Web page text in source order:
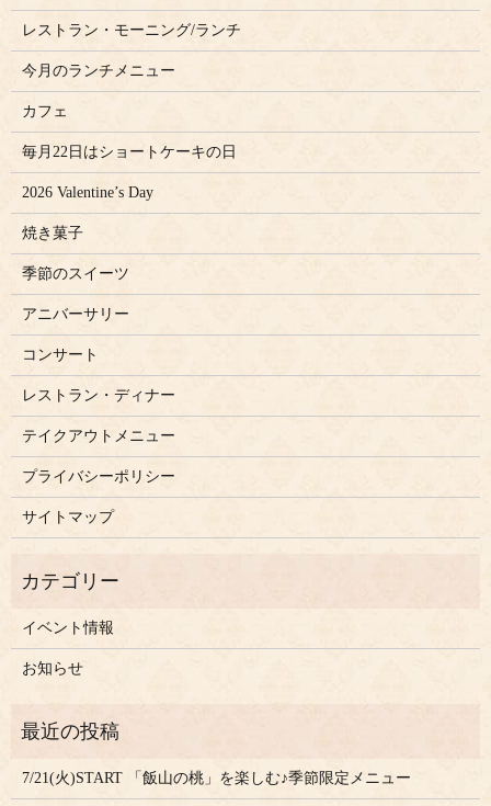
レストラン・モーニング/ランチ
今月のランチメニュー
カフェ
毎月22日はショートケーキの日
2026 Valentine’s Day
焼き菓子
季節のスイーツ
アニバーサリー
コンサート
レストラン・ディナー
テイクアウトメニュー
プライバシーポリシー
サイトマップ
イベント情報
お知らせ
7/21(火)START 「飯山の桃」を楽しむ♪季節限定メニュー